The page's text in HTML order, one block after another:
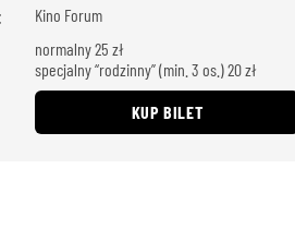
Kino Forum
normalny 25 zł
specjalny “rodzinny” (min. 3 os.) 20 zł
KUP BILET